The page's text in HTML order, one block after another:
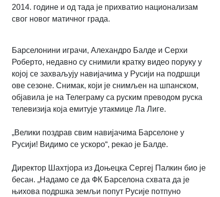
2014. године и од тада је прихватио национализам
свог новог матичног града.
Барселонини играчи, Алехандро Балде и Серхи
Роберто, недавно су снимили кратку видео поруку у
којој се захваљују навијачима у Русији на подршци
ове сезоне. Снимак, који је снимљен на шпанском,
објавила је на Телеграму са руским преводом руска
телевизија која емитује утакмице Ла Лиге.
„Велики поздрав свим навијачима Барселоне у
Русији! Видимо се ускоро“, рекао је Балде.
Директор Шахтјора из Доњецка Сергеј Палкин био је
бесан. „Надамо се да ФК Барселона схвата да је
њихова подршка земљи попут Русије потпуно